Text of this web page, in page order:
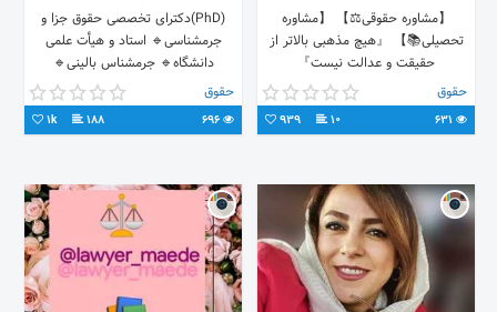
【مشاوره حقوقی⚖️】 【مشاوره
تحصیلی📚】 『هیچ مذهبی بالاتر از
حقیقت و عدالت نیست』
حقوق
10
939
(PhD)دکترای تخصصی حقوق جزا و
جرمشناسی🔹 استاد و هیأت علمی
دانشگاه🔹 جرمشناس بالینی🔹
متخصص خشونت خانگی🔹 رتبه ۱ و
ممتاز ارشد و دکتری🥇 💍
Dr.Meysam.Yousefi⚖️
حقوق
188
1k